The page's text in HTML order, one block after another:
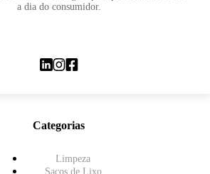
a dia do consumidor.
Categorias
Limpeza
Sacos de Lixo